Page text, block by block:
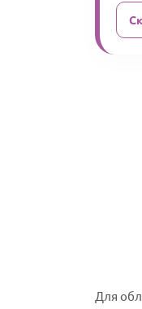
Для